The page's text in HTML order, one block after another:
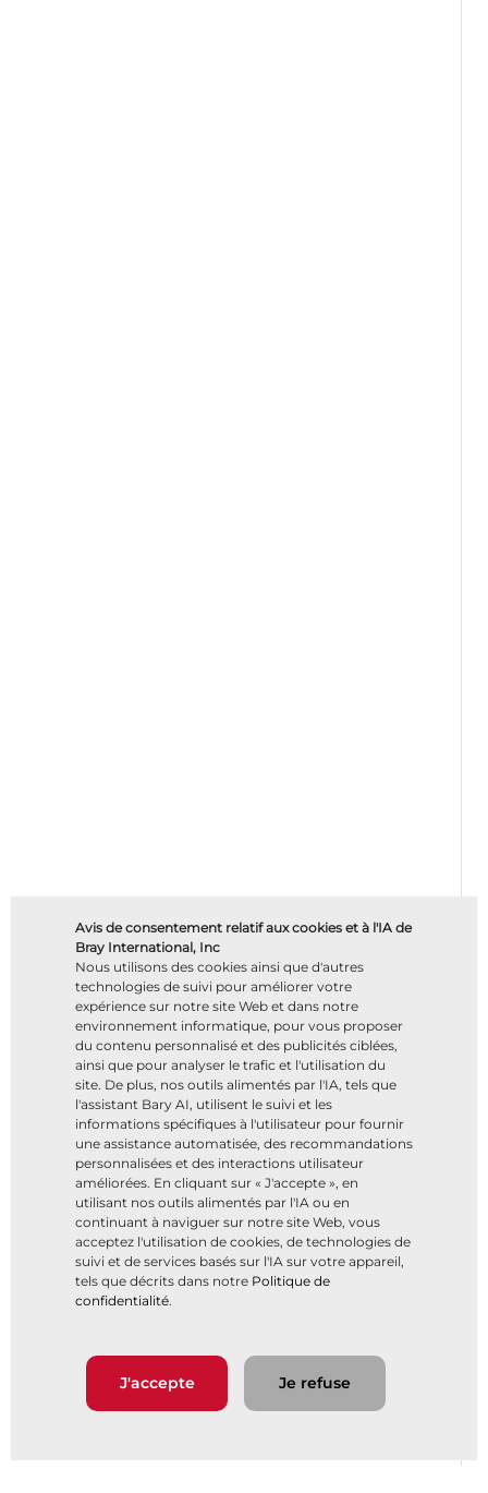
Avis de consentement relatif aux cookies et à l'IA de
Bray International, Inc
Nous utilisons des cookies ainsi que d'autres
technologies de suivi pour améliorer votre
expérience sur notre site Web et dans notre
environnement informatique, pour vous proposer
du contenu personnalisé et des publicités ciblées,
ainsi que pour analyser le trafic et l'utilisation du
site. De plus, nos outils alimentés par l'IA, tels que
l'assistant Bary AI, utilisent le suivi et les
informations spécifiques à l'utilisateur pour fournir
une assistance automatisée, des recommandations
personnalisées et des interactions utilisateur
améliorées. En cliquant sur « J'accepte », en
utilisant nos outils alimentés par l'IA ou en
continuant à naviguer sur notre site Web, vous
acceptez l'utilisation de cookies, de technologies de
suivi et de services basés sur l'IA sur votre appareil,
tels que décrits dans notre Politique de
confidentialité.
J'accepte Je refuse
Filtrer par